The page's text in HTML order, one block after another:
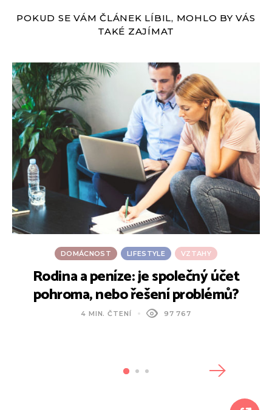
POKUD SE VÁM ČLÁNEK LÍBIL, MOHLO BY VÁS
TAKÉ ZAJÍMAT
DOMÁCNOST LIFESTYLE VZTAHY
Rodina a peníze: je společný účet
pohroma, nebo řešení problémů?
4 MIN. ČTENÍ 97 767